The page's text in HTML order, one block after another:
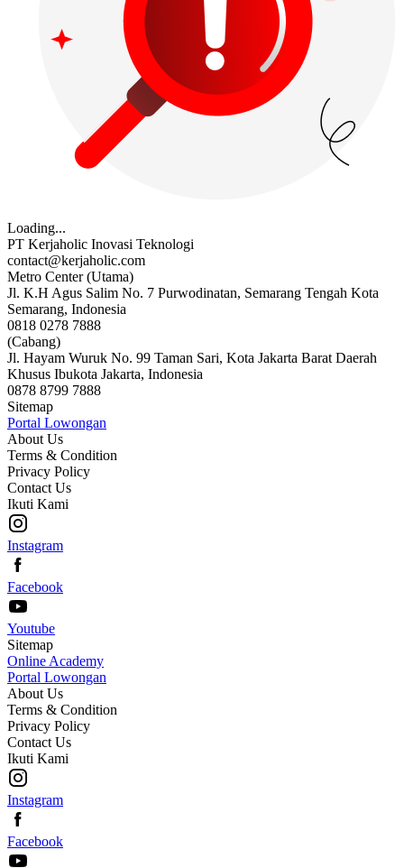
Loading...
PT Kerjaholic Inovasi Teknologi
contact@kerjaholic.com
Metro Center (Utama)
Jl. K.H Agus Salim No. 7 Purwodinatan, Semarang Tengah Kota
Semarang, Indonesia
0818 0278 7888
(Cabang)
Jl. Hayam Wuruk No. 99 Taman Sari, Kota Jakarta Barat Daerah
Khusus Ibukota Jakarta, Indonesia
0878 8799 7888
Sitemap
Portal Lowongan
About Us
Terms & Condition
Privacy Policy
Contact Us
Ikuti Kami
Instagram
Facebook
Youtube
Sitemap
Online Academy
Portal Lowongan
About Us
Terms & Condition
Privacy Policy
Contact Us
Ikuti Kami
Instagram
Facebook